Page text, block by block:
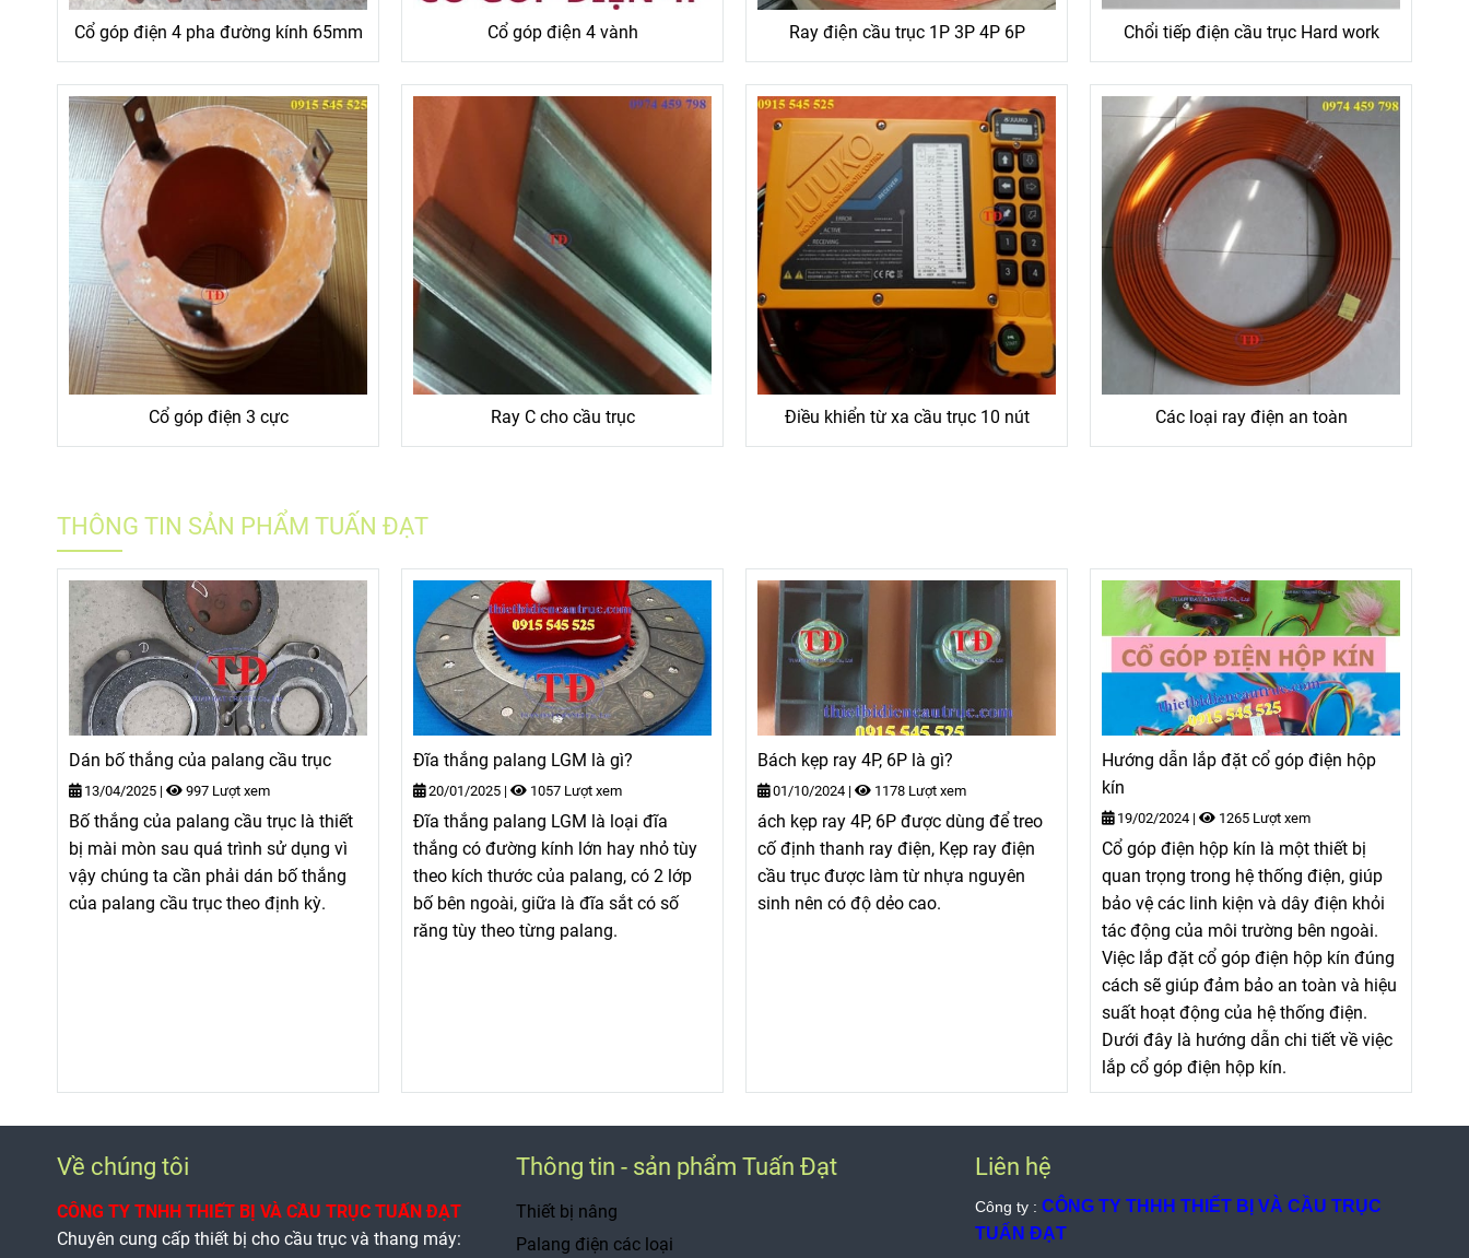
Cổ góp điện 4 pha đường kính 65mm Cổ góp điện 4 vành Ray điện cầu trục 1P 3P 4P 6P Chổi tiếp điện cầu trục Hard work
Cổ góp điện 3 cực Ray C cho cầu trục Điều khiển từ xa cầu trục 10 nút Các loại ray điện an toàn
THÔNG TIN SẢN PHẨM TUẤN ĐẠT
Dán bố thắng của palang cầu trục
13/04/2025 | 997 Lượt xem
Bố thắng của palang cầu trục là thiết
bị mài mòn sau quá trình sử dụng vì
vậy chúng ta cần phải dán bố thắng
của palang cầu trục theo định kỳ.
Đĩa thắng palang LGM là gì?
20/01/2025 | 1057 Lượt xem
Đĩa thắng palang LGM là loại đĩa
thắng có đường kính lớn hay nhỏ tùy
theo kích thước của palang, có 2 lớp
bố bên ngoài, giữa là đĩa sắt có số
răng tùy theo từng palang.
Bách kẹp ray 4P, 6P là gì?
01/10/2024 | 1178 Lượt xem
ách kẹp ray 4P, 6P được dùng để treo
cố định thanh ray điện, Kẹp ray điện
cầu trục được làm từ nhựa nguyên
sinh nên có độ dẻo cao.
Hướng dẫn lắp đặt cổ góp điện hộp
kín
19/02/2024 | 1265 Lượt xem
Cổ góp điện hộp kín là một thiết bị
quan trọng trong hệ thống điện, giúp
bảo vệ các linh kiện và dây điện khỏi
tác động của môi trường bên ngoài.
Việc lắp đặt cổ góp điện hộp kín đúng
cách sẽ giúp đảm bảo an toàn và hiệu
suất hoạt động của hệ thống điện.
Dưới đây là hướng dẫn chi tiết về việc
lắp cổ góp điện hộp kín.
Về chúng tôi
CÔNG TY TNHH THIẾT BỊ VÀ CẦU TRỤC TUẤN ĐẠT
Chuyên cung cấp thiết bị cho cầu trục và thang máy:
Thông tin - sản phẩm Tuấn Đạt
Thiết bị nâng
Palang điện các loại
Liên hệ
Công ty : CÔNG TY THHH THIẾT BỊ VÀ CẦU TRỤC
TUẤN ĐẠT